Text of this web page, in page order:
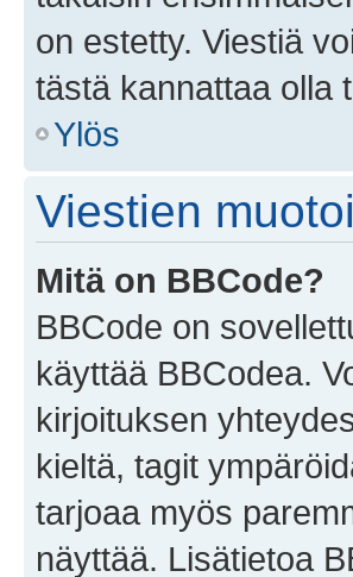
on estetty. Viestiä
tästä kannattaa olla
Ylös
Viestien
Mitä on BBCode?
BBCode on
käyttää BBCodea.
kirjoituksen
kieltä, tagit
tarjoaa myös
näyttää. Lisätietoa